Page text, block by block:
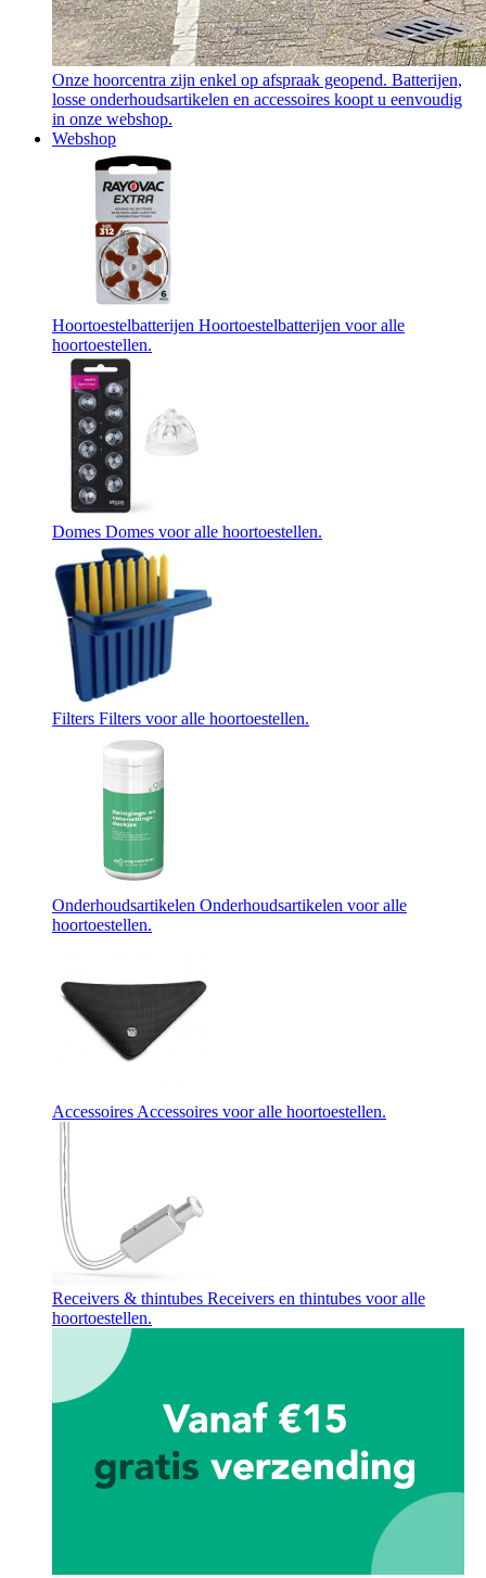
Onze hoorcentra zijn enkel op afspraak geopend. Batterijen,
losse onderhoudsartikelen en accessoires koopt u eenvoudig
in onze webshop.
Webshop
Hoortoestelbatterijen Hoortoestelbatterijen voor alle
hoortoestellen.
Domes Domes voor alle hoortoestellen.
Filters Filters voor alle hoortoestellen.
Onderhoudsartikelen Onderhoudsartikelen voor alle
hoortoestellen.
AccessoiresAccessoires voor alle hoortoestellen.
Receivers & thintubes Receivers en thintubes voor alle
hoortoestellen.